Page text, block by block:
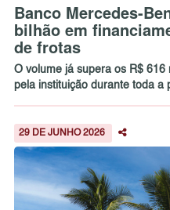
Banco Mercedes-
bilhão em
de frotas
O volume já supera os R$ 616
pela instituição durante toda a
29 DE JUNHO 2026